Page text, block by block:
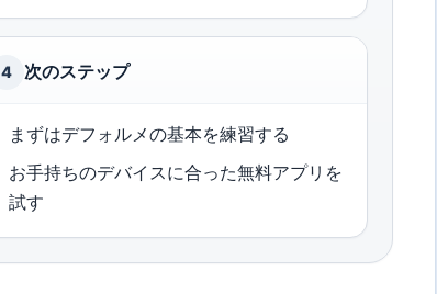
4 次のステップ
まずはデフォルメの基本を練習する
お手持ちのデバイスに合った無料アプリを
試す